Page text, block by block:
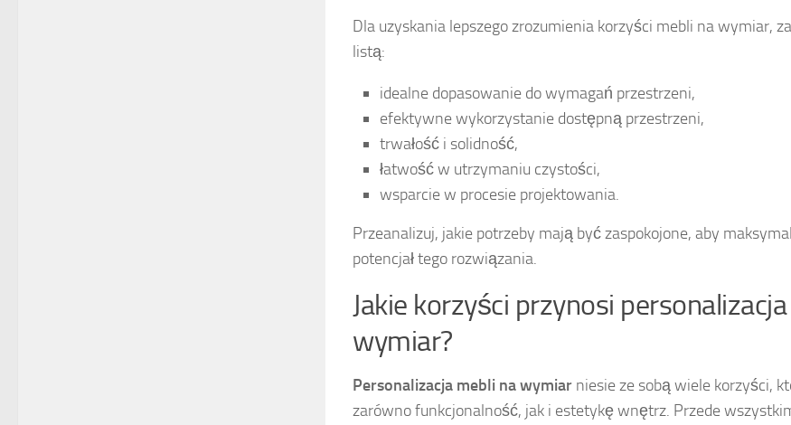
Dla uzyskania lepszego zrozumienia korzyści mebli na wymiar,
listą:
idealne dopasowanie do wymagań przestrzeni,
efektywne wykorzystanie dostępną przestrzeni,
trwałość i solidność,
łatwość w utrzymaniu czystości,
wsparcie w procesie projektowania.
Przeanalizuj, jakie potrzeby mają być zaspokojone, aby
potencjał tego rozwiązania.
Jakie korzyści przynosi
wymiar?
Personalizacja mebli na wymiar niesie ze sobą wiele korzyści,
zarówno funkcjonalność, jak i estetykę wnętrz. Przede